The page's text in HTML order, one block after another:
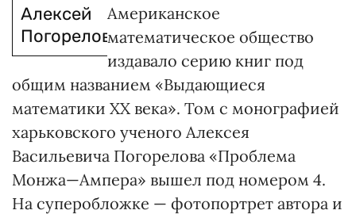
Алексей
Погорелов
Американское
математическое общество
издавало серию книг под
общим названием «Выдающиеся
математики ХХ века». Том с монографией
харьковского ученого Алексея
Васильевича Погорелова «Проблема
Монжа—Ампера» вышел под номером 4.
На суперобложке — фотопортрет автора и